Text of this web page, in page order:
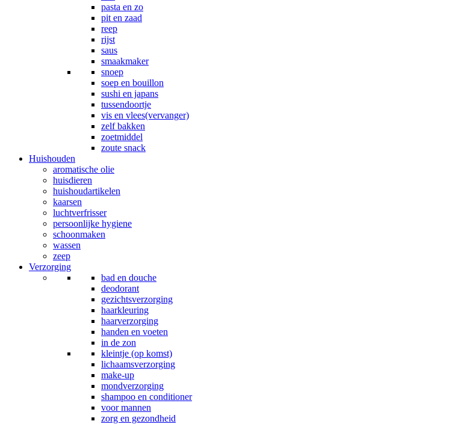
pasta en zo
pit en zaad
reep
rijst
saus
smaakmaker
snoep
soep en bouillon
sushi en japans
tussendoortje
vis en vlees(vervanger)
zelf bakken
zoetmiddel
zoute snack
Huishouden
aromatische olie
huisdieren
huishoudartikelen
kaarsen
luchtverfrisser
persoonlijke hygiene
schoonmaken
wassen
zeep
Verzorging
bad en douche
deodorant
gezichtsverzorging
haarkleuring
haarverzorging
handen en voeten
in de zon
kleintje (op komst)
lichaamsverzorging
make-up
mondverzorging
shampoo en conditioner
voor mannen
zorg en gezondheid